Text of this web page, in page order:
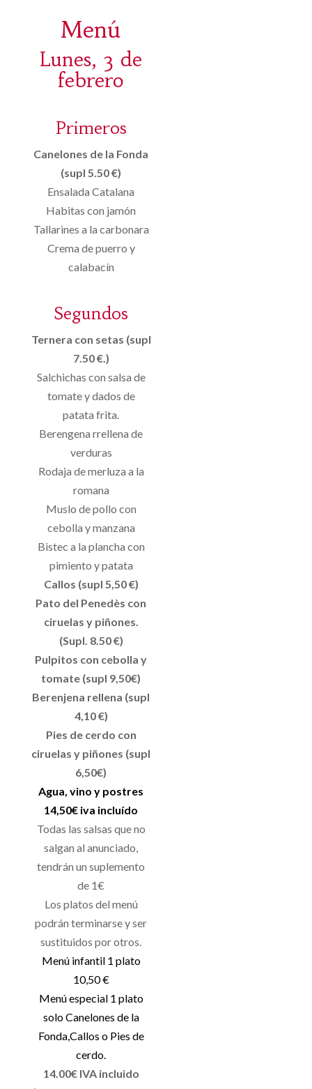
Menú
Lunes, 3 de
febrero
Primeros
Canelones de la Fonda
(supl 5.50 €)
Ensalada Catalana
Habitas con jamón
Tallarines a la carbonara
Crema de puerro y
calabacín
Segundos
Ternera con setas (supl
7.50 €.)
Salchichas con salsa de
tomate y dados de
patata frita.
Berengena rrellena de
verduras
Rodaja de merluza a la
romana
Muslo de pollo con
cebolla y manzana
Bistec a la plancha con
pimiento y patata
Callos (supl 5,50 €)
Pato del Penedès con
ciruelas y piñones.
(Supl. 8.50 €)
Pulpitos con cebolla y
tomate (supl 9,50€)
Berenjena rellena (supl
4,10 €)
Pies de cerdo con
ciruelas y piñones (supl
6,50€)
Agua, vino y postres
14,50€ iva incluído
Todas las salsas que no
salgan al anunciado,
tendrán un suplemento
de 1€
Los platos del menú
podrán terminarse y ser
sustituidos por otros.
Menú infantil 1 plato
10,50 €
Menú especial 1 plato
solo Canelones de la
Fonda,Callos o Pies de
cerdo.
14.00€ IVA incluido